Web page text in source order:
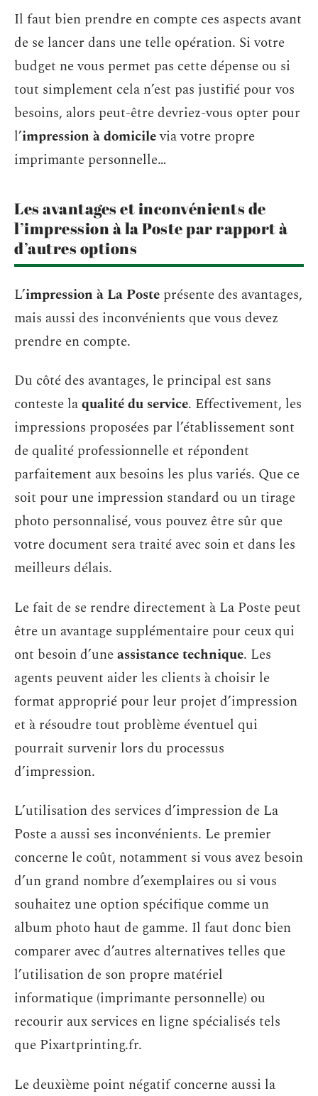
Il faut bien prendre en compte ces aspects avant
de se lancer dans une telle opération. Si votre
budget ne vous permet pas cette dépense ou si
tout simplement cela n’est pas justifié pour vos
besoins, alors peut-être devriez-vous opter pour
l’impression à domicilevia votre propre
imprimante personnelle…
Les avantages et inconvénients de
l’impression à la Poste par rapport à
d’autres options
L’impression à La Poste présente des avantages,
mais aussi des inconvénients que vous devez
prendre en compte.
Du côté des avantages, le principal est sans
conteste laqualité du service. Effectivement, les
impressions proposées par l’établissement sont
de qualité professionnelle et répondent
parfaitement aux besoins les plus variés. Que ce
soit pour une impression standard ou un tirage
photo personnalisé, vous pouvez être sûr que
votre document sera traité avec soin et dans les
meilleurs délais.
Le fait de se rendre directement à La Poste peut
être un avantage supplémentaire pour ceux qui
ont besoin d’uneassistance technique. Les
agents peuvent aider les clients à choisir le
format approprié pour leur projet d’impression
et à résoudre tout problème éventuel qui
pourrait survenir lors du processus
d’impression.
L’utilisation des services d’impression de La
Poste a aussi ses inconvénients. Le premier
concerne le coût, notamment si vous avez besoin
d’un grand nombre d’exemplaires ou si vous
souhaitez une option spécifique comme un
album photo haut de gamme. Il faut donc bien
comparer avec d’autres alternatives telles que
l’utilisation de son propre matériel
informatique (imprimante personnelle) ou
recourir aux services en ligne spécialisés tels
que Pixartprinting.fr.
Le deuxième point négatif concerne aussi la